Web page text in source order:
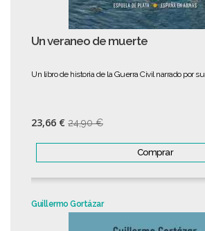
Un veraneo de muerte
Un libro de historia de la Guerra Civil narrado por
23,66 € 24,90 €
Comprar
Guillermo Gortázar